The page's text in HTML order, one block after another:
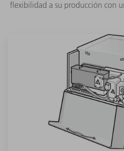
flexibilidad a su producción con